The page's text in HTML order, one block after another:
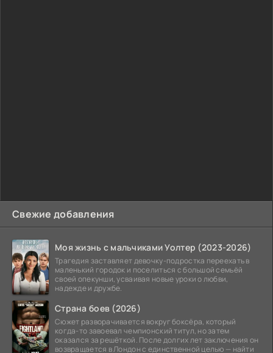
Свежие добавления
Моя жизнь с мальчиками Уолтер (2023-2026)
Трагедия заставляет девочку-подростка переехать в
маленький городок и поселиться с большой семьёй
своей опекунши, усваивая новые уроки о любви,
надежде и дружбе.
Страна боев (2026)
Сюжет разворачивается вокруг боксёра, который
когда-то завоевал чемпионский титул, но затем
оказался за решёткой. После долгих лет заключения он
возвращается в Лондон с единственной целью — найти